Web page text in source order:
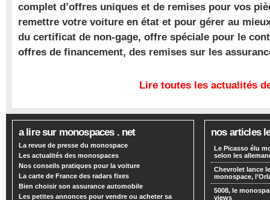
complet d’offres uniques et de remises pour vos
remettre votre voiture en état et pour gérer au
du certificat de non-gage, offre spéciale pour le
offres de financement, des remises sur les
Lire toutes les actualités
a lire sur monospaces . net
La revue de presse du monospace
Les actualités des monospaces
Nos conseils pratiques pour la voiture
La carte de France des radars fixes
Bien choisir son assurance automobile
Les petites annonces pour vendre ou acheter sa
nos articles
Le Picasso élu
selon les
Chevrolet lance
monospace,
5008, le
views